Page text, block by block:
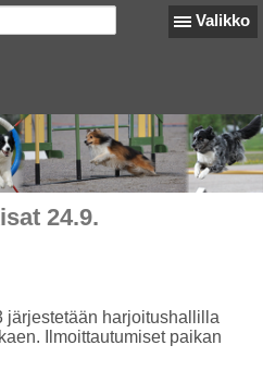
Valikko
24.9.
järjestetään harjoitushallilla
Ilmoittautumiset paikan